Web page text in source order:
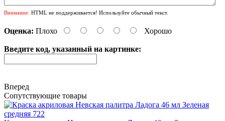
Внимание: HTML не поддерживается! Используйте обычный текст.
Оценка: Плохо Хорошо
Введите код, указанный на картинке:
Вперед
Сопутствующие товары